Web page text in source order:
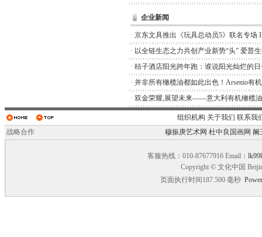
企业新闻
· 京东文具推出《玩具总动员5》联名专场
· 以全链生态之力共创产业新势“头” 爱普
· 桔子酒店阳光跨年跑：谁说阳光灿烂的
· 并非所有橄榄油都如此出色！Arsenio有
· 双金荣耀,展望未来——意大利有机橄榄
组织机构 关于我们 联系我
战略合作
穆振庚艺术网 杜中良国画网 阚
客服热线：010-87677916 Email：
Copyright © 文化中国
页面执行时间187.500 毫秒